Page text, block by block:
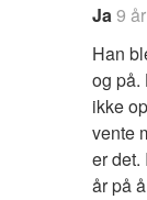
Ja9 år
Han
og på.
ikke
vente
er det.
år på